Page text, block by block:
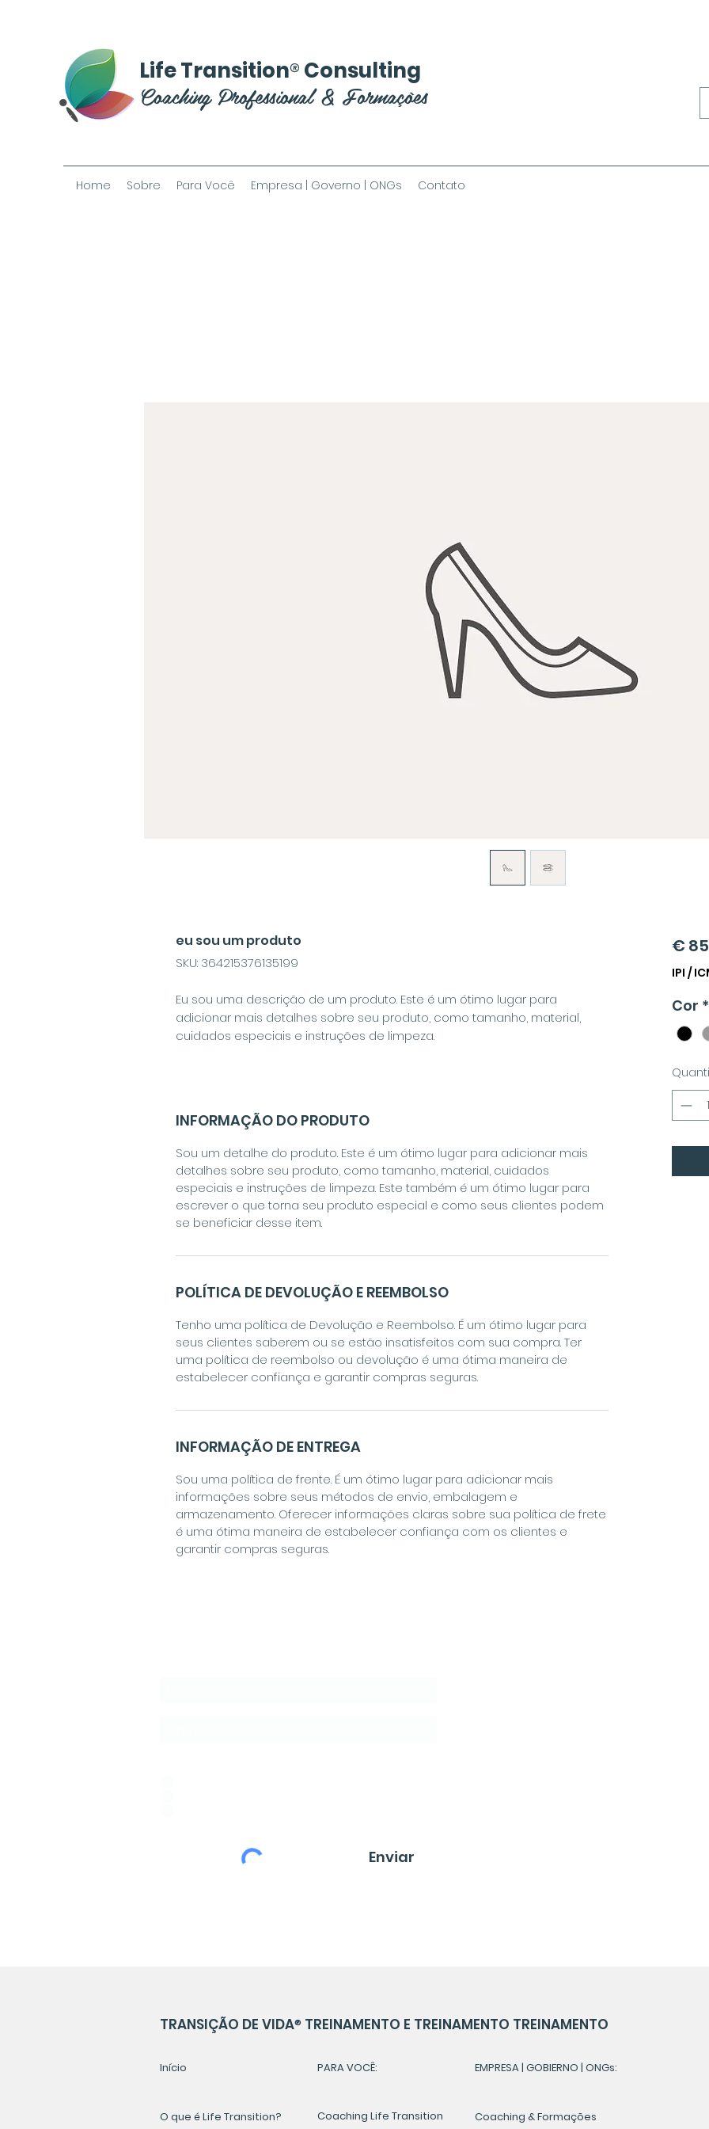
Home Sobre Para Você Empresa | Governo | ONGs Contato
Life Transition® Consulting
Coaching Professional & Formações
eu sou um produto
SKU: 364215376135199
Eu sou uma descrição de um produto. Este é um ótimo lugar para
adicionar mais detalhes sobre seu produto, como tamanho, material,
cuidados especiais e instruções de limpeza.
INFORMAÇÃO DO PRODUTO
Sou um detalhe do produto. Este é um ótimo lugar para adicionar mais
detalhes sobre seu produto, como tamanho, material, cuidados
especiais e instruções de limpeza. Este também é um ótimo lugar para
escrever o que torna seu produto especial e como seus clientes podem
se beneficiar desse item.
POLÍTICA DE DEVOLUÇÃO E REEMBOLSO
Tenho uma política de Devolução e Reembolso. É um ótimo lugar para
seus clientes saberem ou se estão insatisfeitos com sua compra. Ter
uma política de reembolso ou devolução é uma ótima maneira de
estabelecer confiança e garantir compras seguras.
INFORMAÇÃO DE ENTREGA
Sou uma política de frente. É um ótimo lugar para adicionar mais
informações sobre seus métodos de envio, embalagem e
armazenamento. Oferecer informações claras sobre sua política de frete
é uma ótima maneira de estabelecer confiança com os clientes e
garantir compras seguras.
€
IPI /
Cor *
Enviar
TRANSIÇÃO DE VIDA® TREINAMENTO E TREINAMENTO TREINAMENTO
Início
O que é Life Transition?
PARA VOCÊ:
Coaching Life Transition
EMPRESA | GOBIERNO | ONGs:
Coaching & Formações